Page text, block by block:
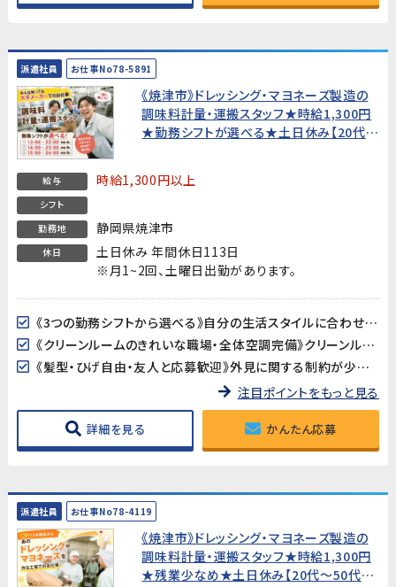
派遣社員 お仕事No78-5891
《焼津市》ドレッシング・マヨネーズ製造の
調味料計量・運搬スタッフ★時給1,300円
★勤務シフトが選べる★土日休み【20代〜
給与 時給1,300円以上
シフト
勤務地
静岡県焼津市
休日
土日休み 年間休日113日
※月1~2回、土曜日出勤があります。
《3つの勤務シフトから選べる》自分の生活スタイルに合わせてシフトを選択できます。昼から働きたい方・深夜割増でしっかり稼ぎたい方など、ライフスタイルに合わせた働き方が可能です。
《クリーンルームのきれいな職場・全体空調完備》クリーンルーム（フル装備）での作業で清潔な環境が保たれています。全体空調完備で、季節を問わず快適に働けます。
《髪型・ひげ自由・友人と応募歓迎》外見に関する制約が少なく、自分らしく働ける職場です。友人・知人との同時応募も歓迎します。
注目ポイントをもっと見る
詳細を見る かんたん応募
派遣社員 お仕事No78-4119
《焼津市》ドレッシング・マヨネーズ製造の
調味料計量・運搬スタッフ★時給1,300円
★残業少なめ★土日休み【20代～50代男